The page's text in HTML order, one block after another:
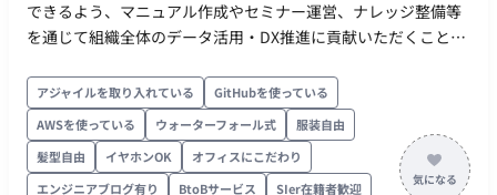
できるよう、マニュアル作成やセミナー運営、ナレッジ整備等
を通じて組織全体のデータ活用・DX推進に貢献いただくことが
の支援業務を担当いただきます。 【運用マニュアル作成・セミ
ナー企画/運営・問い合わせ対応支援】 ・Databricksおよび新
ETLツール（Alteryx Designer/KNIME等）の活用支援 ・利用手
順書・運用マニュアルの作成 ・FAQ・ナレッジの整備 ・セミナ
ー資料・ハンズオンコンテンツの作成 ・セミナーおよび利用者
アジャイルを取り入れている
GitHubを使っている
AWSを使っている
ウォーターフォール式
服装自由
髪型自由
イヤホンOK
オフィスにこだわり
エンジニアブログ有り
BtoBサービス SIer在籍者歓迎